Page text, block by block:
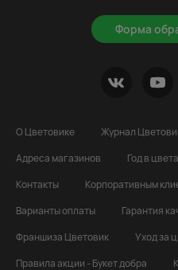
Форма
О Цветовике Журнал
Адреса магазинов
Год в
Контакты
Корпоративным
Варианты оплаты
Гарантия
Франшиза Цветовик
Уход за
Правила акции - Букет добра